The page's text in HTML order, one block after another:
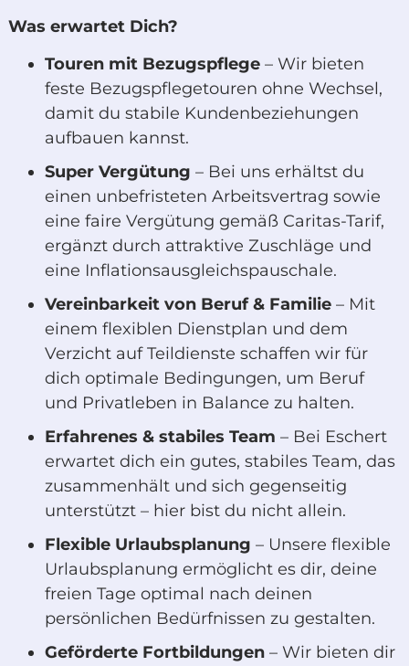
Was erwartet Dich?
Touren mit Bezugspflege– Wir bieten
feste Bezugspflegetouren ohne Wechsel,
damit du stabile Kundenbeziehungen
aufbauen kannst.
Super Vergütung – Bei uns erhältst du
einen unbefristeten Arbeitsvertrag sowie
eine faire Vergütung gemäß Caritas-Tarif,
ergänzt durch attraktive Zuschläge und
eine Inflationsausgleichspauschale.
Vereinbarkeit von Beruf & Familie– Mit
einem flexiblen Dienstplan und dem
Verzicht auf Teildienste schaffen wir für
dich optimale Bedingungen, um Beruf
und Privatleben in Balance zu halten.
Erfahrenes & stabiles Team – Bei Eschert
erwartet dich ein gutes, stabiles Team, das
zusammenhält und sich gegenseitig
unterstützt – hier bist du nicht allein.
Flexible Urlaubsplanung – Unsere flexible
Urlaubsplanung ermöglicht es dir, deine
freien Tage optimal nach deinen
persönlichen Bedürfnissen zu gestalten.
Geförderte Fortbildungen– Wir bieten dir